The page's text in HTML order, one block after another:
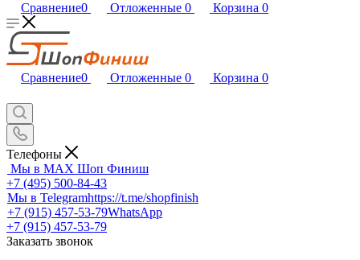
Сравнение0 Отложенные 0 Корзина 0
Сравнение0 Отложенные 0 Корзина 0
Телефоны
Мы в MAX Шоп Финиш
+7 (495) 500-84-43
Мы в Telegramhttps://t.me/shopfinish
+7 (915) 457-53-79WhatsApp
+7 (915) 457-53-79
Заказать звонок